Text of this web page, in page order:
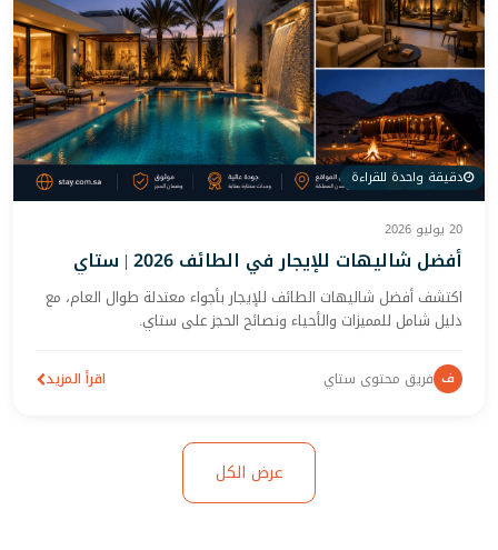
دقيقة واحدة للقراءة
20 يوليو 2026
أفضل شاليهات للإيجار في الطائف 2026 | ستاي
اكتشف أفضل شاليهات الطائف للإيجار بأجواء معتدلة طوال العام، مع
دليل شامل للمميزات والأحياء ونصائح الحجز على ستاي.
ف فريق محتوى ستاي اقرأ المزيد
عرض الكل